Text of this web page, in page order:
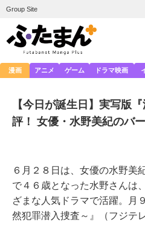
Group Site
漫画 アニメ ゲーム ドラマ映画
【今日が誕生日】実写版
評！ 女優・水野美紀のバ
６月２８日は、女優の水野美
で４６歳となった水野さんは
ざまな人気ドラマで活躍。
然犯罪潜入捜査～』（フジテ